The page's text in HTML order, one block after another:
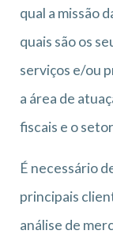
qual a missão
quais são os
serviços e/ou
a área de
fiscais e o
É necessário
principais
análise de